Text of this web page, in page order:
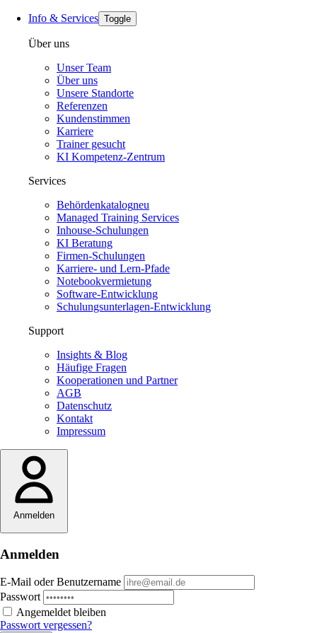
Info & Services Toggle
Über uns
Unser Team
Über uns
Unsere Standorte
Referenzen
Kundenstimmen
Karriere
Trainer gesucht
KI Kompetenz-Zentrum
Services
Behördenkatalogneu
Managed Training Services
Inhouse-Schulungen
KI Beratung
Firmen-Schulungen
Karriere- und Lern-Pfade
Notebookvermietung
Software-Entwicklung
Schulungsunterlagen-Entwicklung
Support
Insights & Blog
Häufige Fragen
Kooperationen und Partner
AGB
Datenschutz
Kontakt
Impressum
Anmelden
Anmelden
E-Mail oder Benutzername
Passwort
Angemeldet bleiben
Passwort vergessen?